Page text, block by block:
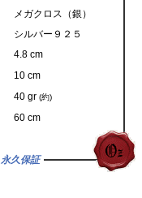
メガクロス（銀）
シルバー９２５
4.8 cm
10 cm
40 gr (約)
60 cm
永久保証